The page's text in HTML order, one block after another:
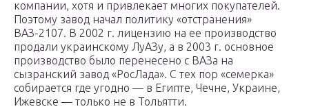
компании, хотя и привлекает многих покупателей.
Поэтому завод начал политику «отстранения»
ВАЗ-2107. В 2002 г. лицензию на ее производство
продали украинскому ЛуАЗу, а в 2003 г. основное
производство было перенесено с ВАЗа на
сызранский завод «РосЛада». С тех пор «семерка»
собирается где угодно — в Египте, Чечне, Украине,
Ижевске — только не в Тольятти.